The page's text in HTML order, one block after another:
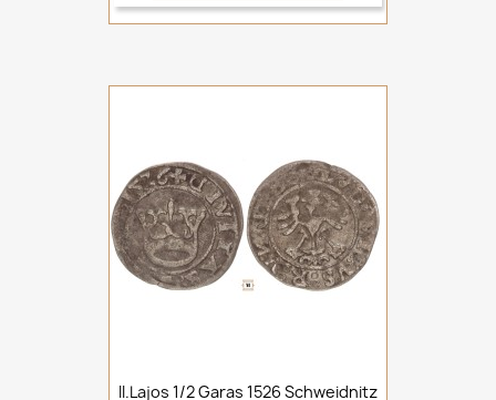
II.Lajos 1/2 Garas 1526 Schweidnitz